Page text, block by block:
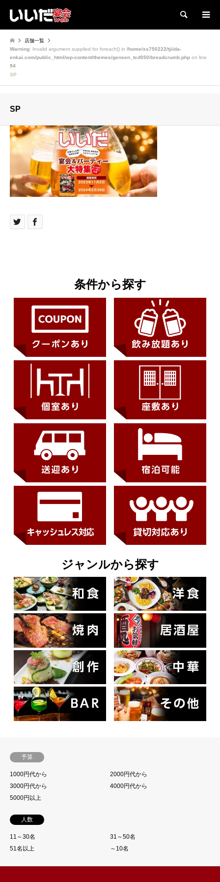
検索
店舗一覧
Warning: Invalid argument supplied for foreach() in /home/xs750222/tjiida-
enkai.com/public_html/wp-content/themes/gensen_tcd050/breadcrumb.php on line
94
SP
SP
条件から探す
ジャンルから探す
予算
1000円代から
2000円代から
3000円代から
4000円代から
5000円以上
人数
11～30名
31～50名
51名以上
～10名